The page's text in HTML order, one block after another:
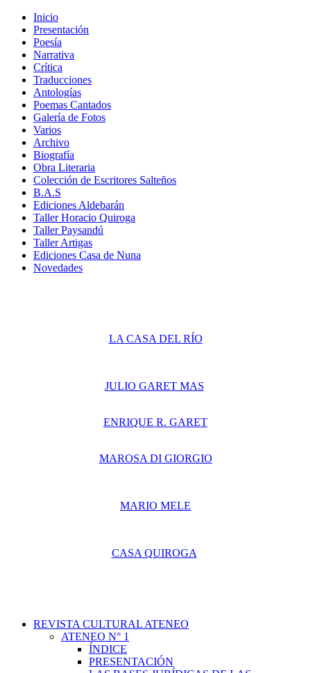
Inicio
Presentación
Poesía
Narrativa
Crítica
Traducciones
Antologías
Poemas Cantados
Galería de Fotos
Varios
Archivo
Biografía
Obra Literaria
Colección de Escritores Salteños
B.A.S
Ediciones Aldebarán
Taller Horacio Quiroga
Taller Paysandú
Taller Artigas
Ediciones Casa de Nuna
Novedades
LA CASA DEL RÍO
JULIO GARET MAS
ENRIQUE R. GARET
MAROSA DI GIORGIO
MARIO MELE
CASA QUIROGA
REVISTA CULTURAL ATENEO
ATENEO N° 1
ÍNDICE
PRESENTACIÓN